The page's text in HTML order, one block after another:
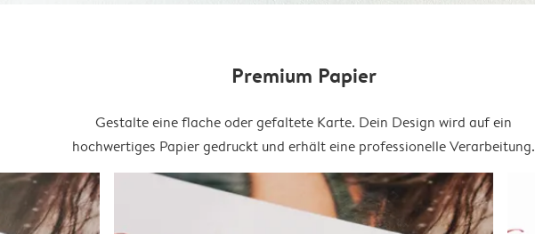
Premium Papier
Gestalte eine flache oder gefaltete Karte. Dein Design wird auf ein
hochwertiges Papier gedruckt und erhält eine professionelle Verarbeitung.